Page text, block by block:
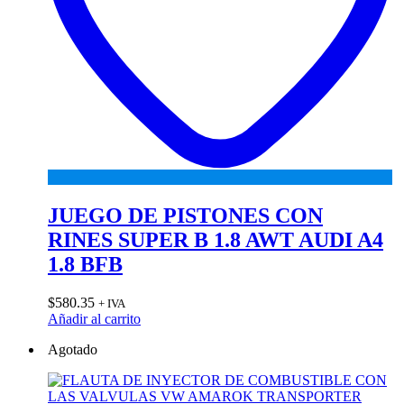
JUEGO DE PISTONES CON
RINES SUPER B 1.8 AWT AUDI A4
1.8 BFB
$580.35 + IVA
Añadir al carrito
Agotado